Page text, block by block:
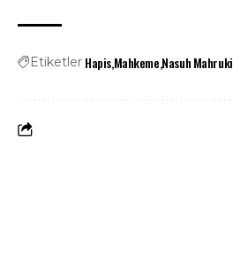
Etiketler HapisMahkemeNasuh Mahruki